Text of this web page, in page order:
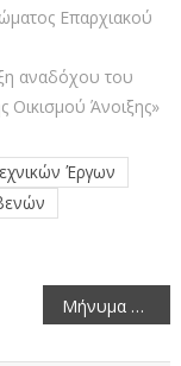
Επαρχιακού
αναδόχου του
Οικισμού Άνοιξης»
Έργων
Μήνυμα Αντιπεριφερειάρχη Π.Ε. Γρεβενών για την ανακοίνωση των βαθμολογιών των Πανελλήνιων Εξετάσεων